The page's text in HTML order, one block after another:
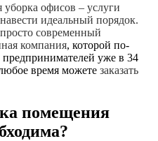
офисов – услуги
идеальный порядок.
современный
компания, которой по-
уже в 34
время можете заказать
помещения